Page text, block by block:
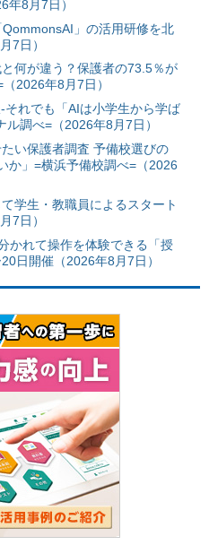
年8月7日）
」の活用研修を北
7日）
何が違う？保護者の73.5％が
2026年8月7日）
れでも「AIは小学生から学ば
調べ=（2026年8月7日）
い保護者調査 予備校選びの
か」=横浜予備校調べ=（2026
学生・教職員によるスタート
7日）
かれて操作を体験できる「授
日開催（2026年8月7日）